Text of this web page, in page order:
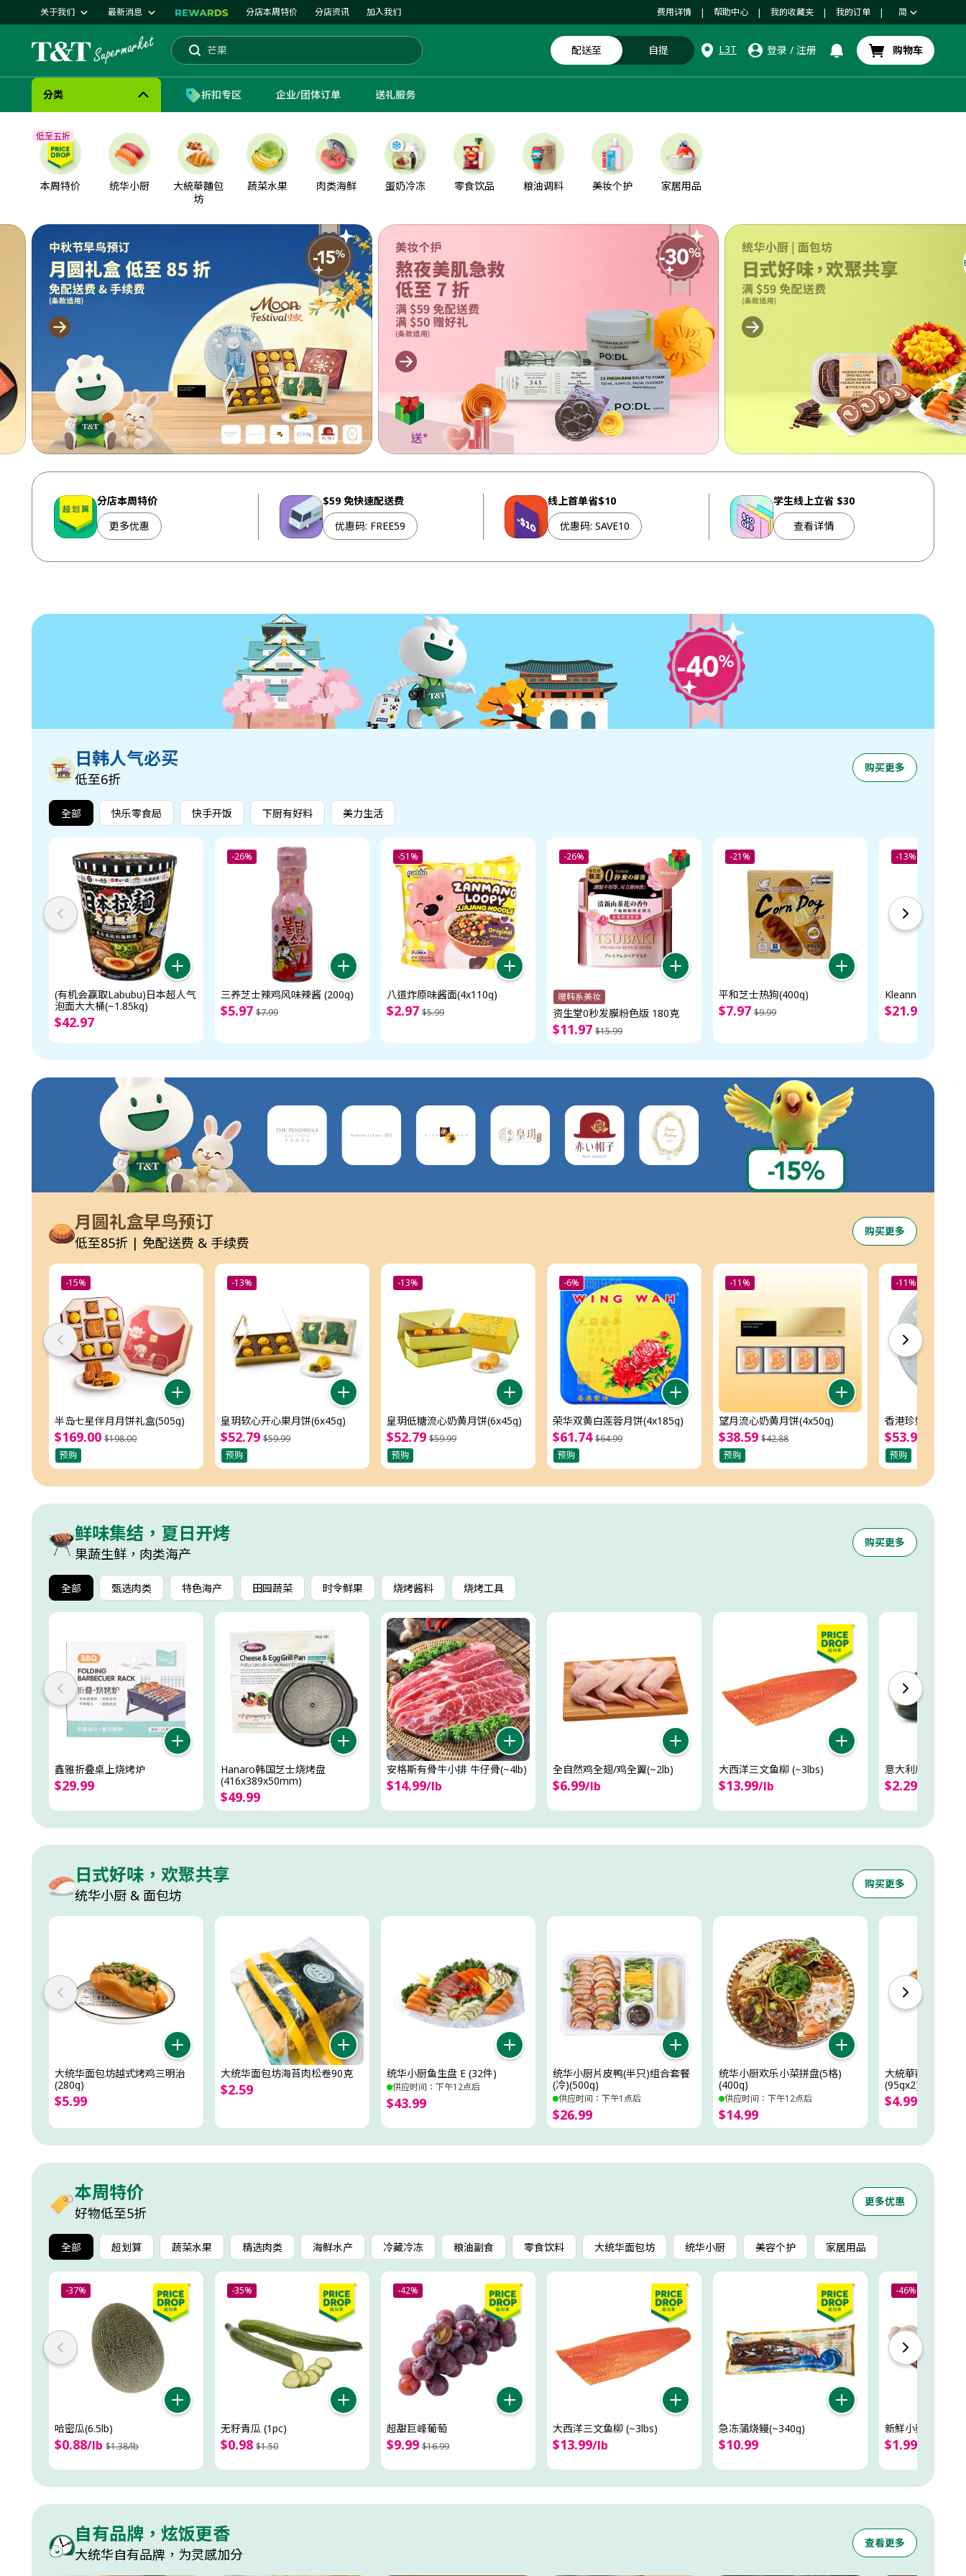
关于我们 最新消息 分店本周特价 分店资讯 加入我们 费用详情 | 帮助中心 | 我的收藏夹 | 我的订单 | 简
芒果
蛋糕
搜索 配送至 自提 L3T 登录 / 注册 购物车
分类 折扣专区 企业/团体订单 送礼服务
低至五折
本周特价 统华小厨
大統華麵包
坊
蔬菜水果 肉类海鲜 蛋奶冷冻 零食饮品 粮油调料 美妆个护 家居用品
分店本周特价
更多优惠
$59 免快速配送费
优惠码: FREE59
线上首单省$10
优惠码: SAVE10
学生线上立省 $30
查看详情
日韩人气必买
低至6折
购买更多
全部 快乐零食局 快手开饭 下厨有好料 美力生活
(有机会赢取Labubu)日本超人气
泡面大大桶(~1.85kg)
$42.97
-26%
三养芝士辣鸡风味辣酱 (200g)
$5.97 $7.99
-51%
八道炸原味酱面(4x110g)
$2.97 $5.99
-26%
赠韩系美妆
资生堂0秒发膜粉色版 180克
$11.97 $15.99
-21%
平和芝士热狗(400g)
$7.97 $9.99
-13%
Kleannara樱花顶
$21.97
月圆礼盒早鸟预订
低至85折 | 免配送费 & 手续费
购买更多
-15%
半岛七星伴月月饼礼盒(505g)
$169.00 $198.00
预购
-13%
皇玥软心开心果月饼(6x45g)
$52.79 $59.99
预购
-13%
皇玥低糖流心奶黄月饼(6x45g)
$52.79 $59.99
预购
-6%
荣华双黄白莲蓉月饼(4x185g)
$61.74 $64.99
预购
-11%
望月流心奶黄月饼(4x50g)
$38.59 $42.88
预购
-11%
香港珍妮四味奶
$53.99
预购
鲜味集结，夏日开烤
果蔬生鲜，肉类海产
购买更多
全部 甄选肉类 特色海产 田园蔬菜 时令鲜果 烧烤酱料 烧烤工具
鑫雅折叠桌上烧烤炉
$29.99
Hanaro韩国芝士烧烤盘
(416x389x50mm)
$49.99
安格斯有骨牛小排 牛仔骨(~4lb)
$14.99/lb
全自然鸡全翅/鸡全翼(~2lb)
$6.99/lb
大西洋三文鱼柳 (~3lbs)
$13.99/lb
意大利瓜/西葫芦/
$2.29
日式好味，欢聚共享
统华小厨 & 面包坊
购买更多
大统华面包坊越式烤鸡三明治
(280g)
$5.99
大统华面包坊海苔肉松卷90克
$2.59
统华小厨鱼生盘 E (32件)
供应时间：下午12点后
$43.99
统华小厨片皮鸭(半只)组合套餐
(冷)(500g)
供应时间：下午1点后
$26.99
统华小厨欢乐小菜拼盘(5格)
(400g)
供应时间：下午12点后
$14.99
大統華麵包坊鮮
(95gx2)
$4.99
本周特价
好物低至5折
更多优惠
全部 超划算 蔬菜水果 精选肉类 海鲜水产 冷藏冷冻 粮油副食 零食饮料 大统华面包坊 统华小厨 美容个护 家居用品
-37%
哈密瓜(6.5lb)
$0.88/lb $1.38/lb
-35%
无籽青瓜 (1pc)
$0.98 $1.50
-42%
超甜巨峰葡萄
$9.99 $16.99
大西洋三文鱼柳 (~3lbs)
$13.99/lb
急冻蒲烧鳗(~340g)
$10.99
-46%
新鮮小雞腿超值
$1.99
自有品牌，炫饭更香
大统华自有品牌，为灵感加分
查看更多